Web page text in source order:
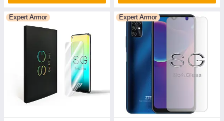
Expert Armor Expert Armor